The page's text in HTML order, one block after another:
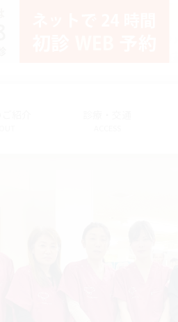
紹介